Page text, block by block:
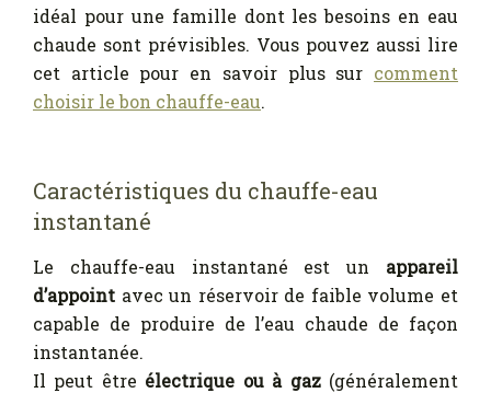
idéal pour une famille dont les besoins en eau
chaude sont prévisibles. Vous pouvez aussi lire
cet article pour en savoir plus sur comment
choisir le bon chauffe-eau.
Caractéristiques du chauffe-eau
instantané
Le chauffe-eau instantané est un appareil
d’appoint avec un réservoir de faible volume et
capable de produire de l’eau chaude de façon
instantanée.
Il peut être électrique ou à gaz (généralement